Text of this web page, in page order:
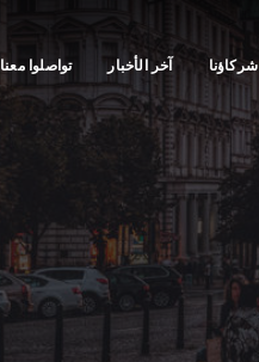
شركاؤنا آخر الأخبار تواصلوا معنا